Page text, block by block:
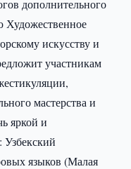
дополнительного
Художественное
искусству и
участникам
мастерства и
яркой и
Узбекский
языков (Малая